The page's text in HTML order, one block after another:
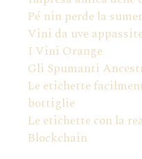
Pé nin perde la
Vini da uve
I Vini Orange
Gli Spumanti
Le etichette
bottiglie
Le etichette con la
Blockchain